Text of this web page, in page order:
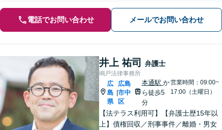
電話でお問い合わせ メールでお問い合わせ
井上 祐司 弁護士
鳴戸法律事務所
広
島
県
|
広島
市中
区
本通駅 か
ら徒歩5
分
営業時間：09:00~
17:00（土曜日）
【法テラス利用可】【弁護士歴15年以
上】債権回収／刑事事件／離婚・男女